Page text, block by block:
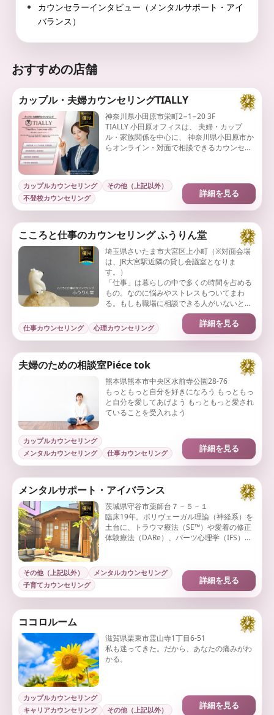
カウンセラーインタビュー（メンタルサポート・アイ
バランス）
おすすめの店舗
カップル・夫婦カウンセリングTIALLY
神奈川県小田原市栄町2−1−20 3F
TIALLY 小田原オフィスは、 夫婦・カップ
ル・家族関係を中心に、 神奈川県小田原市か
らオンライン・対面で相談できるカウンセリ
カップルカウンセリング
その他（上記以外）
不登校カウンセリング
詳細を見る
こころと仕事のカウンセリング ふうりん堂
埼玉県さいたま市大宮区上小町（※対面会場
は、JR大宮駅近隣の貸し会議室となりま
す。）
「仕事」は暮らしの中で多くの時間を占める
もの。なのに悩みやストレスもついてまわ
る。もしも職場に相談できる人がいないとし
たら、独りで悩みを抱えず、会社勤め経験豊
富なカウンセラーと一緒に考えませんか？
仕事カウンセリング 心理カウンセリング 詳細を見る
夫婦のための相談室Piéce tok
熊本県熊本市中央区水前寺公園28-76
もっともっと自分を好きになろう もっともっ
と自分を愛してあげよう もっともっと愛され
ていることを受入れよう
カップルカウンセリング
メンタルカウンセリング
仕事カウンセリング 詳細を見る
メンタルサポート・アイバランス
茨城県守谷市薬師台７－５－１
臨床19年。ポリヴェーガル理論（神経系）を
土台に、トラウマ療法（SE™）や愛着の修正
体験療法（DARe）、パーツ心理学（IFS）な
その他（上記以外）
メンタルカウンセリング
子育てカウンセリング
詳細を見る
ココロルーム
滋賀県栗東市霊山寺1丁目6-51
私も迷ってきた。だから、あなたの痛みがわ
かる。
カップルカウンセリング
キャリアカウンセリング
その他（上記以外） 詳細を見る